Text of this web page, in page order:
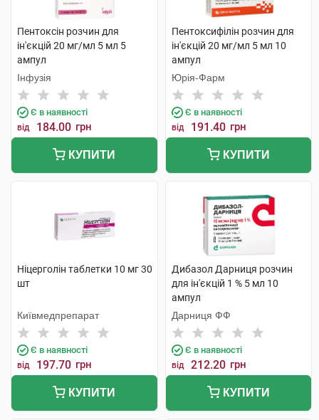
Пентоксін розчин для
ін'єкцій 20 мг/мл 5 мл 5
ампул
Інфузія
Є в наявності
від 184.00 грн
КУПИТИ
Пентоксифілін розчин для
ін'єкцій 20 мг/мл 5 мл 10
ампул
Юрія-Фарм
Є в наявності
від 191.40 грн
КУПИТИ
Ніцерголін таблетки 10 мг 30
шт
Київмедпрепарат
Є в наявності
від 197.70 грн
КУПИТИ
Дибазол Дарниця розчин
для ін'єкцій 1 % 5 мл 10
ампул
Дарниця ФФ
Є в наявності
від 212.20 грн
КУПИТИ